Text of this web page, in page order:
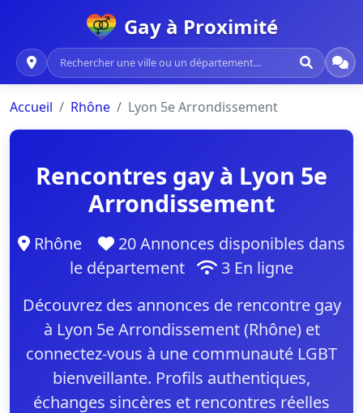
Gay à Proximité
Accueil Rhône Lyon 5e Arrondissement
Rencontres gay à Lyon 5e
Arrondissement
Rhône
20 Annonces disponibles dans
le département
3 En ligne
Découvrez des annonces de rencontre gay
à Lyon 5e Arrondissement (Rhône) et
connectez-vous à une communauté LGBT
bienveillante. Profils authentiques,
échanges sincères et rencontres réelles